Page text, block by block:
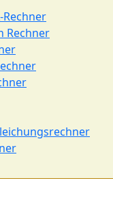
Rechner
Rechner